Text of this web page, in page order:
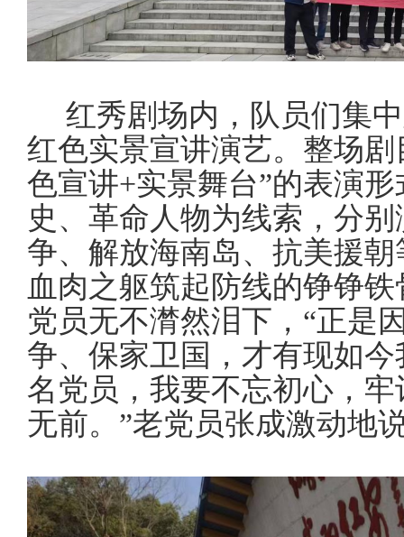
红秀剧场内，队员们集
红色实景宣讲演艺。整场剧
色宣讲+实景舞台”的表演
史、革命人物为线索， 分别
争、解放海南岛、抗美援朝
血肉之躯筑起防线的铮铮
党员无不潸然泪下， “正是
争、保家卫国，才有现如
名党员，我要不忘初心，牢
无前。 ”老党员张成激动地